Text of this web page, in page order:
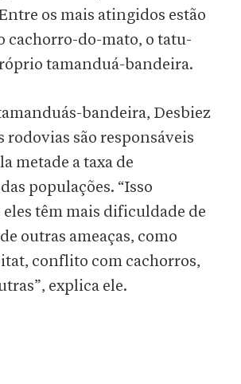
os mais atingidos estão
cachorro-do-mato, o tatu-
tamanduá-bandeira.
bandeira, Desbiez
rodovias são responsáveis
metade a taxa de
populações. “Isso
têm mais dificuldade de
outras ameaças, como
conflito com cachorros,
explica ele.